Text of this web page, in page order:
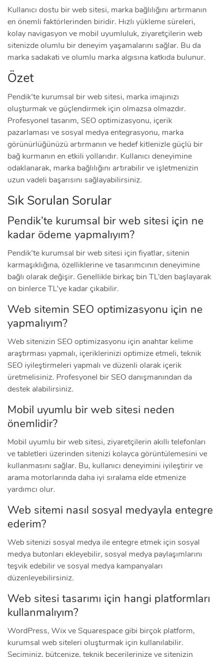
Kullanıcı dostu bir web sitesi, marka bağlılığını artırmanın
en önemli faktörlerinden biridir. Hızlı yükleme süreleri,
kolay navigasyon ve mobil uyumluluk, ziyaretçilerin web
sitenizde olumlu bir deneyim yaşamalarını sağlar. Bu da
marka sadakati ve olumlu marka algısına katkıda bulunur.
Özet
Pendik’te kurumsal bir web sitesi, marka imajınızı
oluşturmak ve güçlendirmek için olmazsa olmazdır.
Profesyonel tasarım, SEO optimizasyonu, içerik
pazarlaması ve sosyal medya entegrasyonu, marka
görünürlüğünüzü artırmanın ve hedef kitlenizle güçlü bir
bağ kurmanın en etkili yollarıdır. Kullanıcı deneyimine
odaklanarak, marka bağlılığını artırabilir ve işletmenizin
uzun vadeli başarısını sağlayabilirsiniz.
Sık Sorulan Sorular
Pendik’te kurumsal bir web sitesi için ne
kadar ödeme yapmalıyım?
Pendik’te kurumsal bir web sitesi için fiyatlar, sitenin
karmaşıklığına, özelliklerine ve tasarımcının deneyimine
bağlı olarak değişir. Genellikle birkaç bin TL’den başlayarak
on binlerce TL’ye kadar çıkabilir.
Web sitemin SEO optimizasyonu için ne
yapmalıyım?
Web sitenizin SEO optimizasyonu için anahtar kelime
araştırması yapmalı, içeriklerinizi optimize etmeli, teknik
SEO iyileştirmeleri yapmalı ve düzenli olarak içerik
üretmelisiniz. Profesyonel bir SEO danışmanından da
destek alabilirsiniz.
Mobil uyumlu bir web sitesi neden
önemlidir?
Mobil uyumlu bir web sitesi, ziyaretçilerin akıllı telefonları
ve tabletleri üzerinden sitenizi kolayca görüntülemesini ve
kullanmasını sağlar. Bu, kullanıcı deneyimini iyileştirir ve
arama motorlarında daha iyi sıralama elde etmenize
yardımcı olur.
Web sitemi nasıl sosyal medyayla entegre
ederim?
Web sitenizi sosyal medya ile entegre etmek için sosyal
medya butonları ekleyebilir, sosyal medya paylaşımlarını
teşvik edebilir ve sosyal medya kampanyaları
düzenleyebilirsiniz.
Web sitesi tasarımı için hangi platformları
kullanmalıyım?
WordPress, Wix ve Squarespace gibi birçok platform,
kurumsal web siteleri oluşturmak için kullanılabilir.
Seçiminiz, bütçenize, teknik becerilerinize ve sitenizin